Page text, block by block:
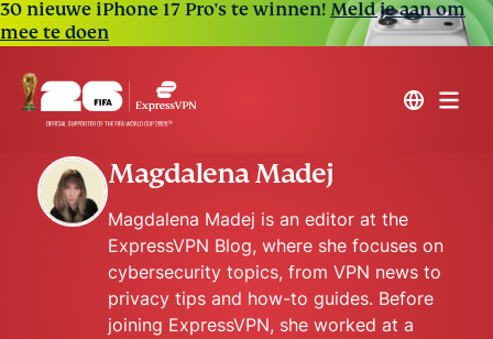
30 nieuwe iPhone 17 Pro's te winnen!Meld je aan om
mee te doen
Magdalena Madej
Magdalena Madej is an editor at the
ExpressVPN Blog, where she focuses on
cybersecurity topics, from VPN news to
privacy tips and how-to guides. Before
joining ExpressVPN, she worked at a